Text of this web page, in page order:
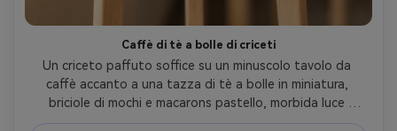
Caffè di tè a bolle di criceti
Un criceto paffuto soffice su un minuscolo tavolo da
caffè accanto a una tazza di tè a bolle in miniatura,
briciole di mochi e macarons pastello, morbida luce
naturale della finestra, sfocatura di sfondo cremoso,